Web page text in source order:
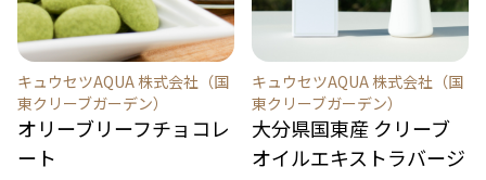
キュウセツAQUA 株式会社（国
東クリーブガーデン）
オリーブリーフチョコレ
ート
キュウセツAQUA 株式会社（国
東クリーブガーデン）
大分県国東産 クリーブ
オイルエキストラバージ